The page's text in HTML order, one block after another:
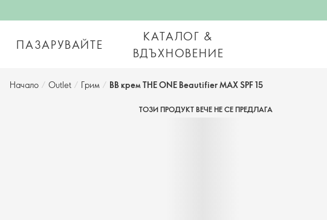
ПАЗАРУВАЙТЕ
КАТАЛОГ &
ВДЪХНОВЕНИЕ
Начало / Outlet / Грим / BB крем THE ONE Beautifier MAX SPF 15
ТОЗИ ПРОДУКТ ВЕЧЕ НЕ СЕ ПРЕДЛАГА